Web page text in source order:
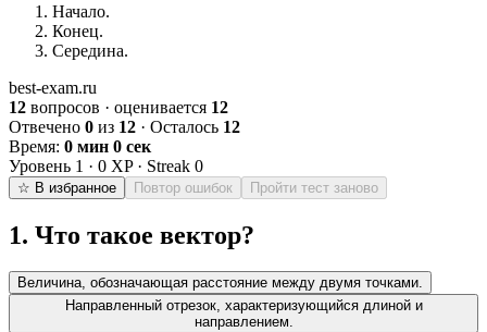
Начало.
Конец.
Середина.
best-exam.ru
12 вопросов · оценивается 12
Отвечено 0 из 12 · Осталось 12
Время: 0 мин 0 сек
Уровень 1 · 0 XP · Streak 0
☆ В избранное Повтор ошибок Пройти тест заново
1. Что такое вектор?
Величина, обозначающая расстояние между двумя точками.
Направленный отрезок, характеризующийся длиной и
направлением.